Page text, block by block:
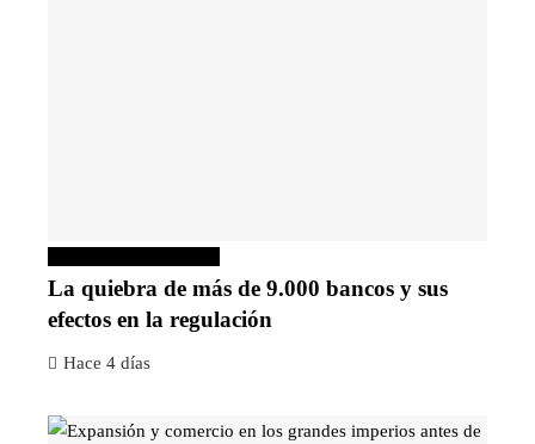
La quiebra de más de 9.000 bancos y sus
efectos en la regulación
Hace 4 días